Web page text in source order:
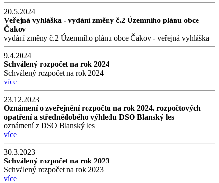
20.5.2024
Veřejná vyhláška - vydání změny č.2 Územního plánu obce
Čakov
vydání změny č.2 Územního plánu obce Čakov - veřejná vyhláška
9.4.2024
Schválený rozpočet na rok 2024
Schválený rozpočet na rok 2024
více
23.12.2023
Oznámení o zveřejnění rozpočtu na rok 2024, rozpočtových
opatření a střednědobého výhledu DSO Blanský les
oznámení z DSO Blanský les
více
30.3.2023
Schválený rozpočet na rok 2023
Schválený rozpočet na rok 2023
více